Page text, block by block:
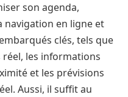
son agenda,
navigation en ligne et
clés, tels que
les informations
et les prévisions
Aussi, il suffit au